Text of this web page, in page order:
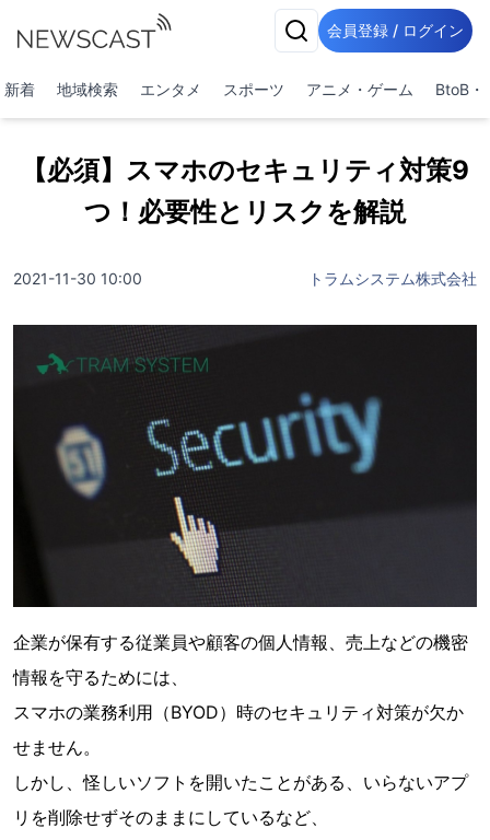
会員登録 / ログイン
新着 地域検索 エンタメ スポーツ アニメ・ゲーム BtoB・
【必須】スマホのセキュリティ対策9
つ！必要性とリスクを解説
2021-11-30 10:00 トラムシステム株式会社
企業が保有する従業員や顧客の個人情報、売上などの機密
情報を守るためには、
スマホの業務利用（BYOD）時のセキュリティ対策が欠か
せません。
しかし、怪しいソフトを開いたことがある、いらないアプ
リを削除せずそのままにしているなど、